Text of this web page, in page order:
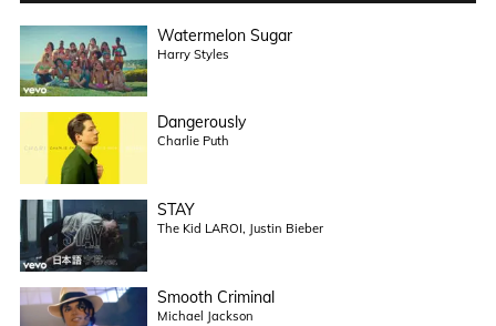
Watermelon Sugar
Harry Styles
Dangerously
Charlie Puth
STAY
The Kid LAROI, Justin Bieber
Smooth Criminal
Michael Jackson